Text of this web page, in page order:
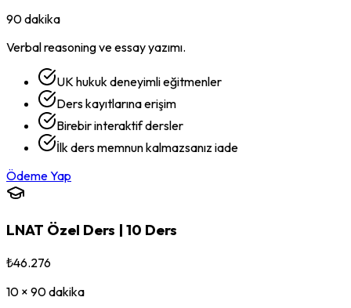
90 dakika
Verbal reasoning ve essay yazımı.
UK hukuk deneyimli eğitmenler
Ders kayıtlarına erişim
Birebir interaktif dersler
İlk ders memnun kalmazsanız iade
Ödeme Yap
LNAT Özel Ders | 10 Ders
₺46.276
10 × 90 dakika